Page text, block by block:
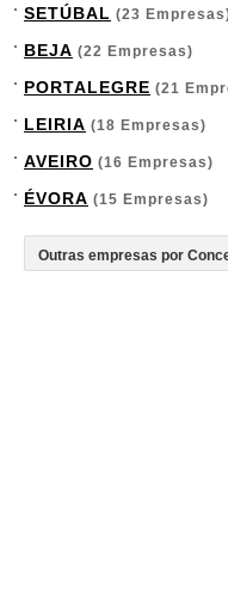
SETÚBAL (23
BEJA (22 Empresas)
PORTALEGRE (21
LEIRIA (18 Empresas)
AVEIRO (16 Empresas)
ÉVORA (15 Empresas)